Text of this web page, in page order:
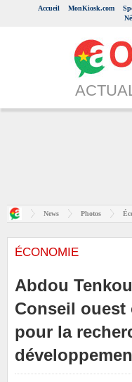
Accueil MonKiosk.com
News Photos
ÉCONOMIE
Abdou
Conseil ouest
pour la